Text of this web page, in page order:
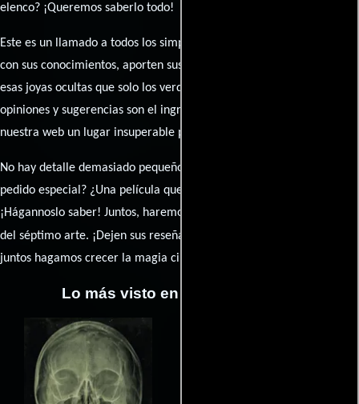
elenco? ¡Queremos saberlo todo!
Este es un llamado a todos los simpatizantes del cine: contribuyan
con sus conocimientos, aporten sus descubrimientos y compartan
esas joyas ocultas que solo los verdaderos fanáticos conocen. Sus
opiniones y sugerencias son el ingrediente secreto que hará de
nuestra web un lugar insuperable para los amantes del celuloide.
No hay detalle demasiado pequeño ni opinión insignificante. ¿Algún
pedido especial? ¿Una película que sueñas con ver reseñada?
¡Hágannoslo saber! Juntos, haremos de esta comunidad el epicentro
del séptimo arte. ¡Dejen sus reseña en la
juntos hagamos crecer la magia cinematográfica!
Lo más visto en Cineyseries.net